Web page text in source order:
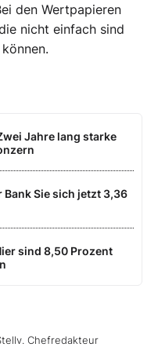
den Wertpapieren
nicht einfach sind
Jahre lang starke
Sie sich jetzt 3,36
sind 8,50 Prozent
Chefredakteur